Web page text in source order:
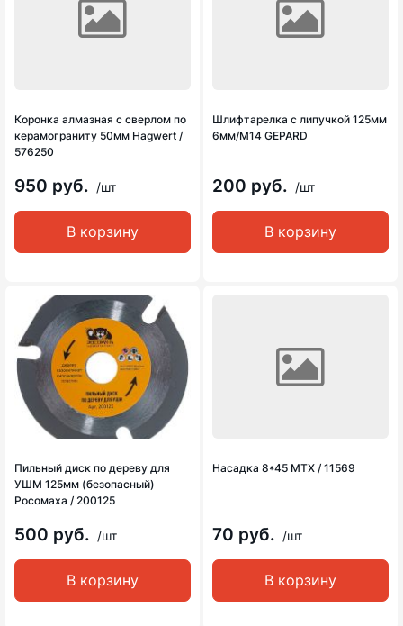
Коронка алмазная с сверлом по
керамограниту 50мм Hagwert /
576250
950 руб. /шт
В корзину
Шлифтарелка с липучкой 125мм
6мм/М14 GEPARD
200 руб. /шт
В корзину
Пильный диск по дереву для
УШМ 125мм (безопасный)
Росомаха / 200125
500 руб. /шт
В корзину
Насадка 8*45 MTX / 11569
70 руб. /шт
В корзину